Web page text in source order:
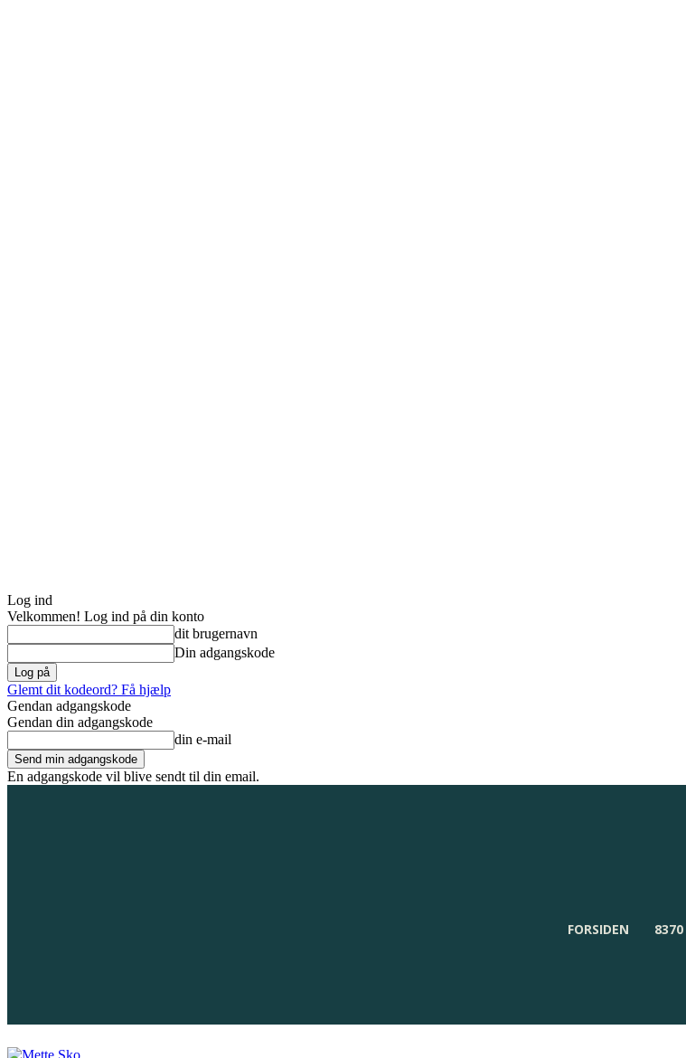
Log ind
Velkommen! Log ind på din konto
dit brugernavn
Din adgangskode
Glemt dit kodeord? Få hjælp
Gendan adgangskode
Gendan din adgangskode
din e-mail
En adgangskode vil blive sendt til din email.
FORSIDEN 8370